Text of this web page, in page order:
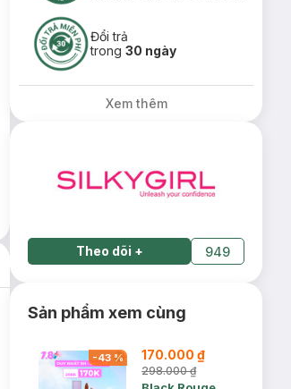
Đổi trả
trong30 ngày
Xem thêm
Theo dõi + 949
Sản phẩm xem cùng
-43% 170.000 ₫
298.000 ₫